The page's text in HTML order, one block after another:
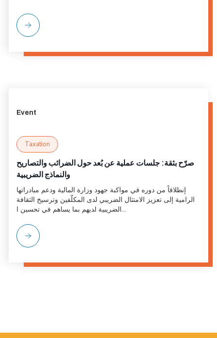
Event
Taxation
صرّح بثقة: جلسات عملية عن بُعد حول الضرائب والتصاريح
والنماذج الضريبية
إنطلاقاً من دوره في مواكبة جهود وزارة المالية ودعم مبادراتها
الرامية إلى تعزيز الامتثال الضريبي لدى المكلّفين وترسيخ الثقافة
الضريبية لديهم بما يساهم في تحسين ا...